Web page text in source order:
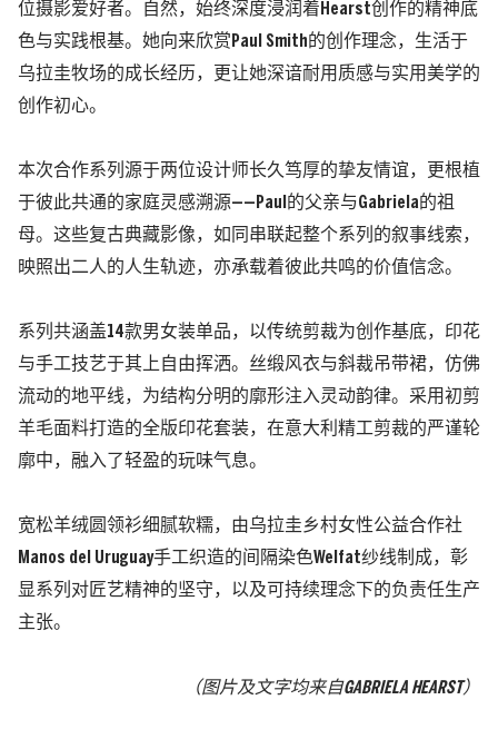
位摄影爱好者。
自然，始终深度浸润着 Hearst创作的精神底
色与实践根基。 她向来欣赏 Paul Smith 的创作理念，生活于
乌拉圭牧场的成长经历，更让她深谙耐用质感与实用美学的
创作初心。
本次合作系列源于两位设计师长久笃厚的挚友情谊，更根植
于彼此共通的家庭灵感溯源——Paul 的父亲与Gabriela 的祖
母。 这些复古典藏影像，如同串联起整个系列的叙事线索，
映照出二人的人生轨迹，亦承载着彼此共鸣的价值信念。
系列共涵盖14款男女装单品 ，以传统剪裁为创作基底， 印花
与手工技艺于其上自由挥洒。 丝缎风衣与斜裁吊带裙， 仿佛
流动的地平线， 为结构分明的廓形注入灵动韵律。 采用 初剪
羊毛面料打造的全版印花套装，在意大利 精工剪裁的严谨轮
廓中，融入了轻盈的玩味气息。
宽松羊绒圆领衫细腻软糯，由乌拉圭 乡村女性公益合作社
Manos del Uruguay手工织造的间隔染色Welfat纱线制成， 彰
显系列对匠艺精神 的坚守，以及可持续理念下的负责任生产
主张。
（图片及文字均来自GABRIELA HEARST）